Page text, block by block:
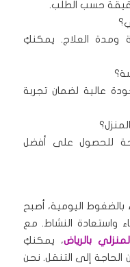
ومدة العلاج. يمكنكِ
عالية لضمان تجربة
للحصول على أفضل
اليومية، أصبح
واستعادة النشاط. مع
بالرياض، يمكنكِ
الحاجة إلى التنقل. نحن